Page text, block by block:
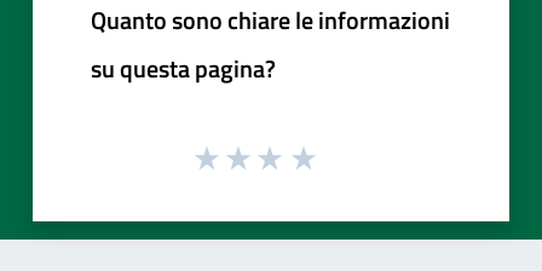
Quanto sono chiare le informazioni
su questa pagina?